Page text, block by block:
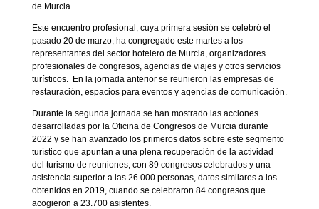
de Murcia.
Este encuentro profesional, cuya primera sesión se celebró el
pasado 20 de marzo, ha congregado este martes a los
representantes del sector hotelero de Murcia, organizadores
profesionales de congresos, agencias de viajes y otros servicios
turísticos. En la jornada anterior se reunieron las empresas de
restauración, espacios para eventos y agencias de comunicación.
Durante la segunda jornada se han mostrado las acciones
desarrolladas por la Oficina de Congresos de Murcia durante
2022 y se han avanzado los primeros datos sobre este segmento
turístico que apuntan a una plena recuperación de la actividad
del turismo de reuniones, con 89 congresos celebrados y una
asistencia superior a las 26.000 personas, datos similares a los
obtenidos en 2019, cuando se celebraron 84 congresos que
acogieron a 23.700 asistentes.